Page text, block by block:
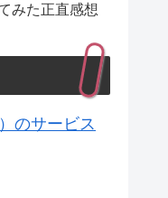
みた正直感想
のサービス